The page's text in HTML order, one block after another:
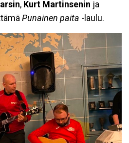
, Kurt Martinsenin ja
Punainen paita -laulu.